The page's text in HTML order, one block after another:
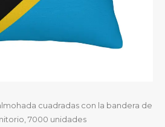
cuadradas con la bandera de
7000 unidades